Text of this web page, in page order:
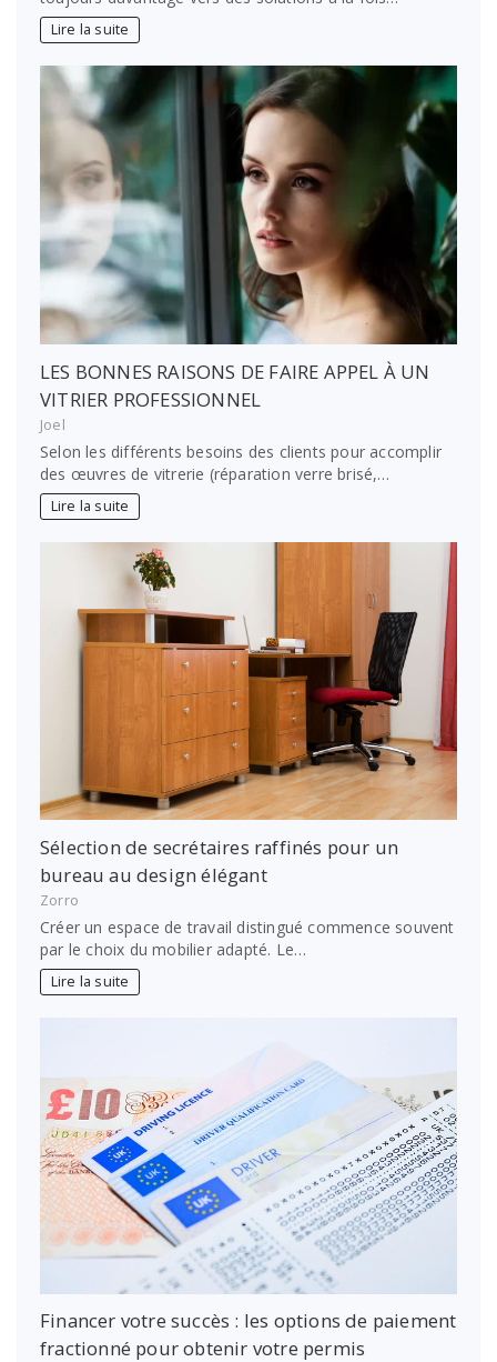
Lire la suite
LES BONNES RAISONS DE FAIRE APPEL À UN
VITRIER PROFESSIONNEL
Joel
Selon les différents besoins des clients pour accomplir
des œuvres de vitrerie (réparation verre brisé,…
Lire la suite
Sélection de secrétaires raffinés pour un
bureau au design élégant
Zorro
Créer un espace de travail distingué commence souvent
par le choix du mobilier adapté. Le…
Lire la suite
Financer votre succès : les options de paiement
fractionné pour obtenir votre permis